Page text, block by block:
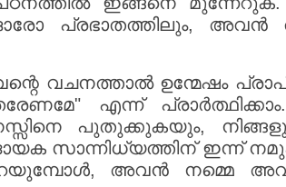
പ്രഭാതത്തിലും, അവൻ
ഉന്മേഷം
എന്ന്
പുതുക്കുകയും,
സാന്നിധ്യത്തിന് ഇന്ന്
അവൻ നമ്മെ